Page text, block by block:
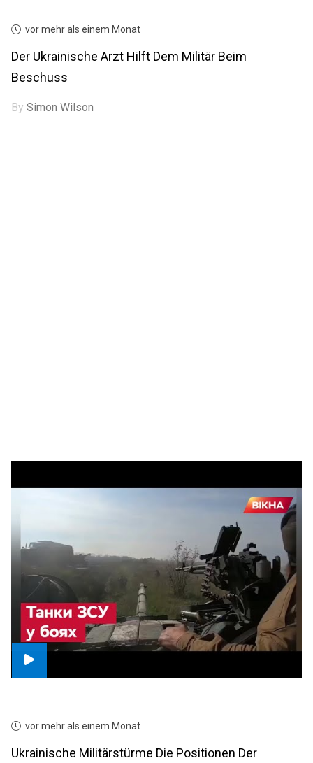
vor mehr als einem Monat
Der Ukrainische Arzt Hilft Dem Militär Beim
Beschuss
BySimon Wilson
vor mehr als einem Monat
Ukrainische Militärstürme Die Positionen Der